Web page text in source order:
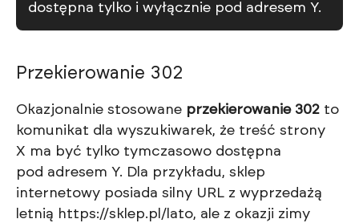
dostępna tylko i wyłącznie pod adresem Y.
Przekierowanie 302
Okazjonalnie stosowane przekierowanie 302 to
komunikat dla wyszukiwarek, że treść strony
X ma być tylko tymczasowo dostępna
pod adresem Y. Dla przykładu, sklep
internetowy posiada silny URL z wyprzedażą
letnią https://sklep.pl/lato, ale z okazji zimy